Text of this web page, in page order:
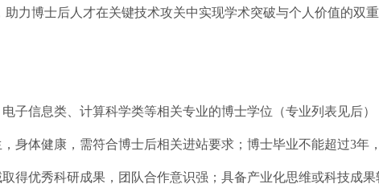
力博士后人才在关键技术攻关中实现学术突破与个人价值的双
子信息类、计算科学类等相关专业的博士学位（专业列表见后）
身体健康，需符合博士后相关进站要求；博士毕业不能超过3年
得优秀科研成果，团队合作意识强；具备产业化思维或科技成